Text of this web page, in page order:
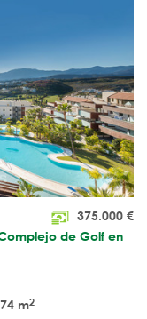
375.000 €
de Golf en
m2